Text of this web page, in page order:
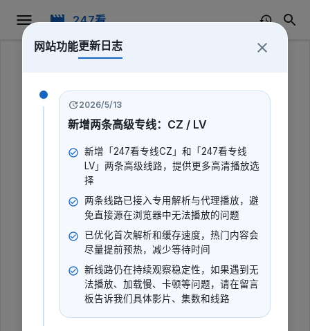
247看
247看
幸福来敲门 天津卫视2022
暂无评分 2022
网站功能更新日志
2026/5/13
新增两条高级专线：CZ / LV
新增「247看专线CZ」和「247看专线
LV」两条高级线路，提供更多高清播放选
择
两条线路已接入专用解析与代理播放，避
免直接源在浏览器中无法播放的问题
已优化首次解析和缓存速度，热门内容会
尽量提前预热，减少等待时间
新线路仍在持续观察稳定性，如果遇到无
法播放、加载慢、卡顿等问题，请在留言
板告诉我们具体影片、集数和线路